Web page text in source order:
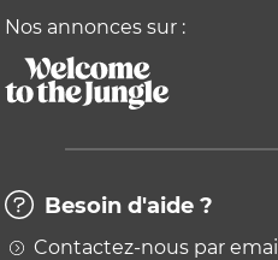
Nos annonces sur :
Besoin d'aide ?
Contactez-nous par email